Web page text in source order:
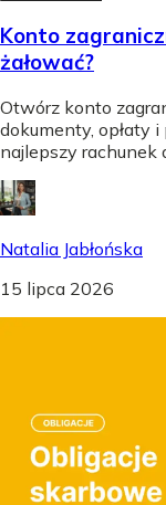
Konto
żałować?
Otwórz konto
dokumenty, opłaty
najlepszy rachunek
Natalia Jabłońska
15 lipca 2026